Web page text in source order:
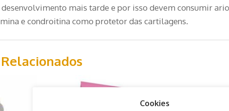
mais tarde e por isso devem consumir
e condroitina como protetor das cartilagens.
Cookies